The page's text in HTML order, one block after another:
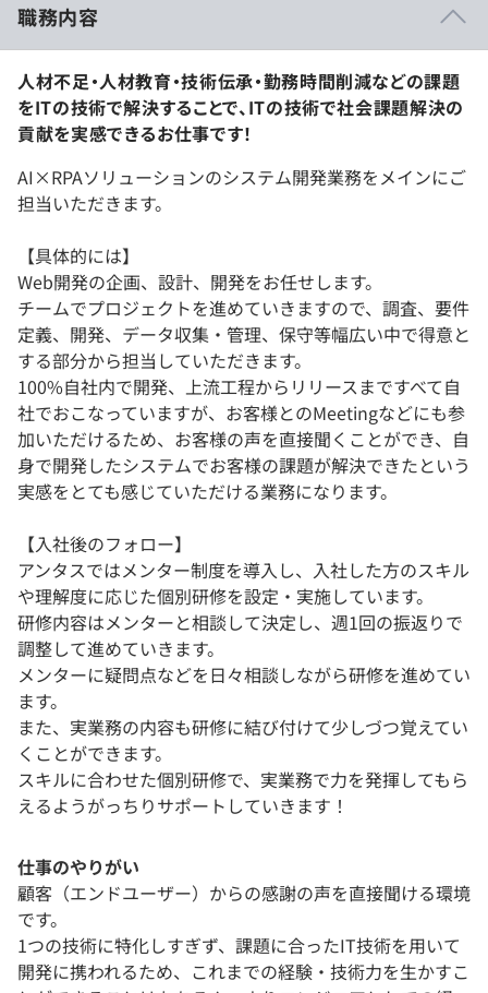
職務内容
人材不足・人材教育・技術伝承・勤務時間削減などの課題
をITの技術で解決することで、ITの技術で社会課題解決の
貢献を実感できるお仕事です！
AI×RPAソリューションのシステム開発業務をメインにご
担当いただきます。
【具体的には】
Web開発の企画、設計、開発をお任せします。
チームでプロジェクトを進めていきますので、調査、要件
定義、開発、データ収集・管理、保守等幅広い中で得意と
する部分から担当していただきます。
100%自社内で開発、上流工程からリリースまですべて自
社でおこなっていますが、お客様とのMeetingなどにも参
加いただけるため、お客様の声を直接聞くことができ、自
身で開発したシステムでお客様の課題が解決できたという
実感をとても感じていただける業務になります。
【入社後のフォロー】
アンタスではメンター制度を導入し、入社した方のスキル
や理解度に応じた個別研修を設定・実施しています。
研修内容はメンターと相談して決定し、週1回の振返りで
調整して進めていきます。
メンターに疑問点などを日々相談しながら研修を進めてい
ます。
また、実業務の内容も研修に結び付けて少しづつ覚えてい
くことができます。
スキルに合わせた個別研修で、実業務で力を発揮してもら
えるようがっちりサポートしていきます！
仕事のやりがい
顧客（エンドユーザー）からの感謝の声を直接聞ける環境
です。
1つの技術に特化しすぎず、課題に合ったIT技術を用いて
開発に携われるため、これまでの経験・技術力を生かすこ